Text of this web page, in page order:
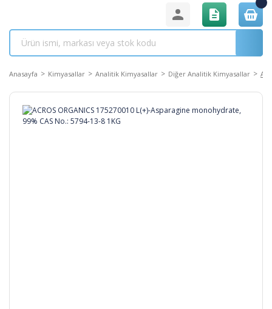
Anasayfa Kimyasallar Analitik Kimyasallar Diğer Analitik Kimyasallar